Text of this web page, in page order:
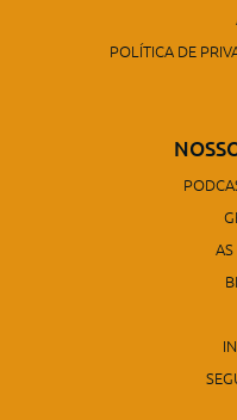
POLÍTICA DE